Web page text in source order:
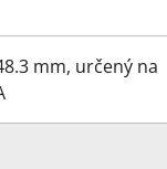
mm, určený na